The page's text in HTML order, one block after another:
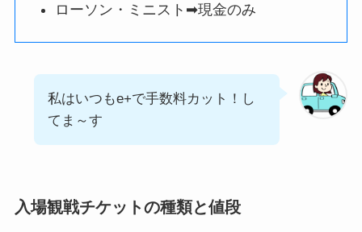
ローソン・ミニスト➡現金のみ
私はいつもe+で手数料カット！し
てま～す
入場観戦チケットの種類と値段